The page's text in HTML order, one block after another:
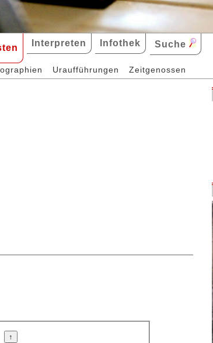
Interpreten Infothek Suche
Uraufführungen Zeitgenossen